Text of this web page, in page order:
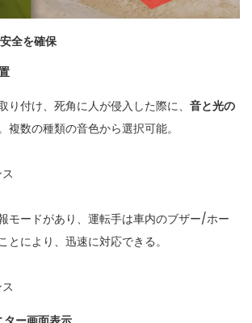
全を確保
り付け、死角に人が侵入した際に、 音と光の
複数の種類の音色から選択可能。
モードがあり、運転手は車内のブザー/ホー
とにより、迅速に対応できる。